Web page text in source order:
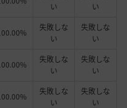
い
い
失敗しな
い
失敗しな
い
失敗しな
い
失敗しな
い
失敗しな
い
失敗しな
い